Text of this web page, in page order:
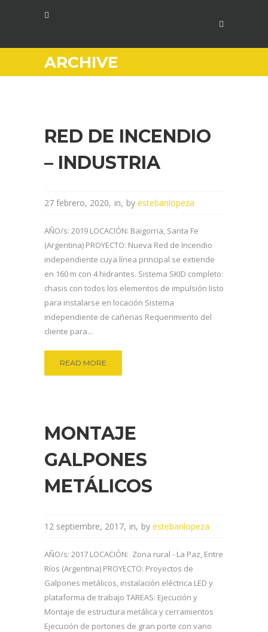
ARCHIVE
RED DE INCENDIO
– INDUSTRIA
27 febrero, 2020 in by estebanlopeza
AÑO/s: 2019 LOCACIÓN: Baigorria, Santa Fe
(Argentina) PROYECTO: Nueva Red de Incendio
independiente cuya línea principal se extiende
en 160 m con 4 hidrantes. Sistema SKID completo:
chasis con todos los elementos de impulsión listo
para instalarse en locación Sistema
independiente de cañerias Requerimiento del
cliente para...
READ MORE
MONTAJE
GALPONES
METÁLICOS
12 septiembre, 2017 in by estebanlopeza
AÑO/s: 2017 LOCACIÓN: Zona rural - La Paz, Entre
Ríos (Argentina) PROYECTO: Proyectos de
Galpones metálicos, instalación eléctrica LED y
plataforma de trabajo TAREAS: Ejecución y
Montaje de estructura metálica y cerramientos
Ejecución de portones de gran porte con vano